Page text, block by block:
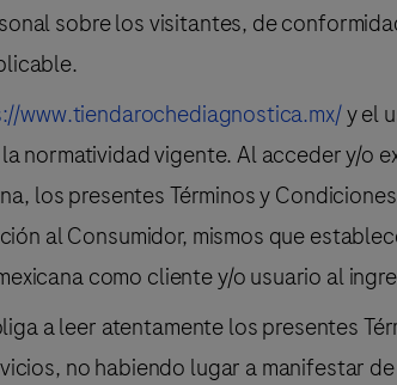
sobre los visitantes, de
www.tiendarochediagnostica.mx/y el
normatividad vigente. Al acceder y/o
los presentes Términos y
al Consumidor, mismos que
como cliente y/o usuario al
a leer atentamente los presentes
no habiendo lugar a manifestar